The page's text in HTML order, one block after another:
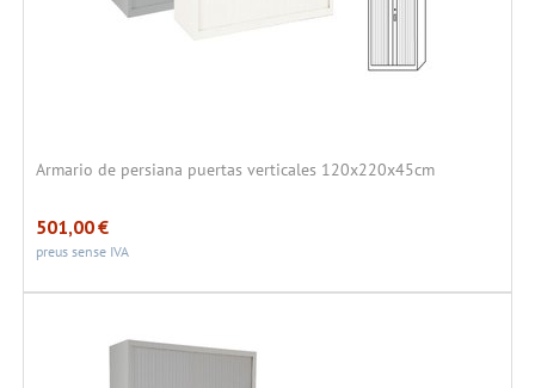
Armario de persiana puertas verticales 120x220x45cm
501,00€
preus sense IVA